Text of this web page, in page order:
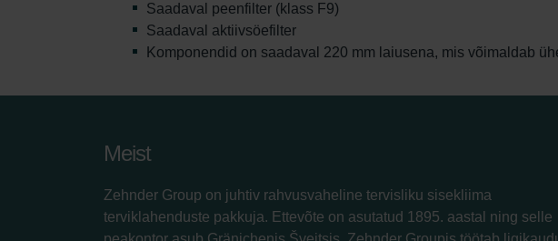
Saadaval peenfilter (klass F9)
Saadaval aktiivsöefilter
Komponendid on saadaval 220 mm laiusena, mis võimaldab
Meist
Zehnder Group on juhtiv rahvusvaheline tervisliku sisekliima
terviklahenduste pakkuja. Ettevõte on asutatud 1895. aastal ning selle